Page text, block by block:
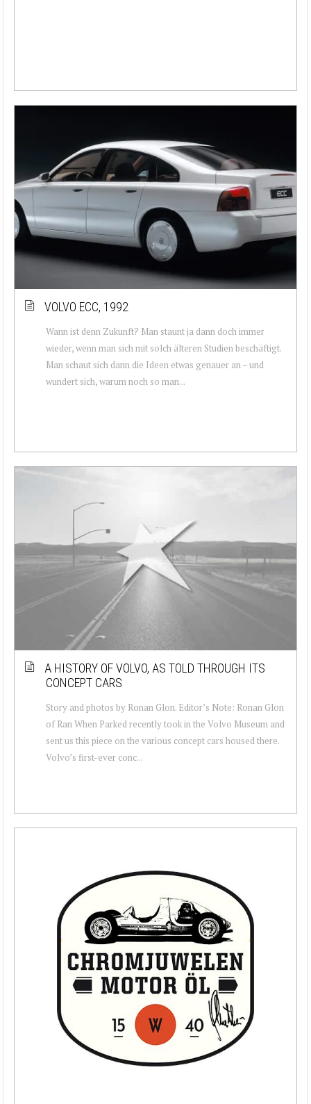
VOLVO ECC, 1992
Wann ist denn Zukunft? Man staunt ja dann doch immer
wieder, wenn man sich mit solch älteren Studien beschäftigt.
Man schaut sich dann die Ideen etwas genauer an – und
wundert sich, warum noch so man...
A HISTORY OF VOLVO, AS TOLD THROUGH ITS
CONCEPT CARS
Story and photos by Ronan Glon. Editor’s Note: Ronan Glon
of Ran When Parked recently took in the Volvo Museum and
sent us this piece on the various concept cars housed there.
Volvo’s first-ever conc...